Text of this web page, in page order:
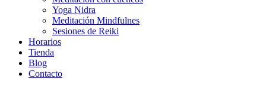
Yoga Nidra
Meditación Mindfulnes
Sesiones de Reiki
Horarios
Tienda
Blog
Contacto